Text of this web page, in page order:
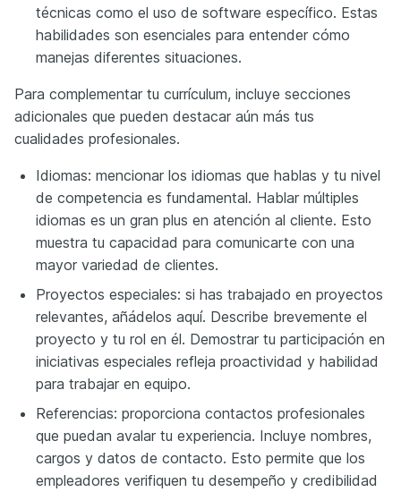
técnicas como el uso de software específico. Estas
habilidades son esenciales para entender cómo
manejas diferentes situaciones.
Para complementar tu currículum, incluye secciones
adicionales que pueden destacar aún más tus
cualidades profesionales.
Idiomas: mencionar los idiomas que hablas y tu nivel
de competencia es fundamental. Hablar múltiples
idiomas es un gran plus en atención al cliente. Esto
muestra tu capacidad para comunicarte con una
mayor variedad de clientes.
Proyectos especiales: si has trabajado en proyectos
relevantes, añádelos aquí. Describe brevemente el
proyecto y tu rol en él. Demostrar tu participación en
iniciativas especiales refleja proactividad y habilidad
para trabajar en equipo.
Referencias: proporciona contactos profesionales
que puedan avalar tu experiencia. Incluye nombres,
cargos y datos de contacto. Esto permite que los
empleadores verifiquen tu desempeño y credibilidad